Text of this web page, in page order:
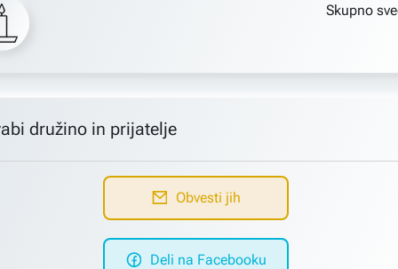
Skupno
družino in prijatelje
Obvesti jih
Deli na Facebooku